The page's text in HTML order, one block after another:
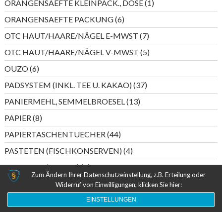
ORANGENSAEFTE KLEINPACK., DOSE 11
Produkt
ORANGENSAEFTE PACKUNG 66
Produkte
OTC HAUT/HAARE/NÄGEL E-MWST 77
Produkte
OTC HAUT/HAARE/NÄGEL V-MWST 55
Produkte
OUZO 66
Produkte
PADSYSTEM (INKL. TEE U. KAKAO) 3737
Produkte
PANIERMEHL, SEMMELBROESEL 1313
Produkte
PAPIER 88
Produkte
PAPIERTASCHENTUECHER 4444
Produkte
PASTETEN (FISCHKONSERVEN) 44
Produkte
PASTETEN (WURST) 66
Produkte
PERLWEIN DEUTSCHLAND 55
Produkte
PERLWEIN ITALIEN/SPANIEN 2020
Zum Ändern Ihrer Datenschutzeinstellung, z.B. Erteilung oder
Widerruf von Einwilligungen, klicken Sie hier:
EINSTELLUNGEN